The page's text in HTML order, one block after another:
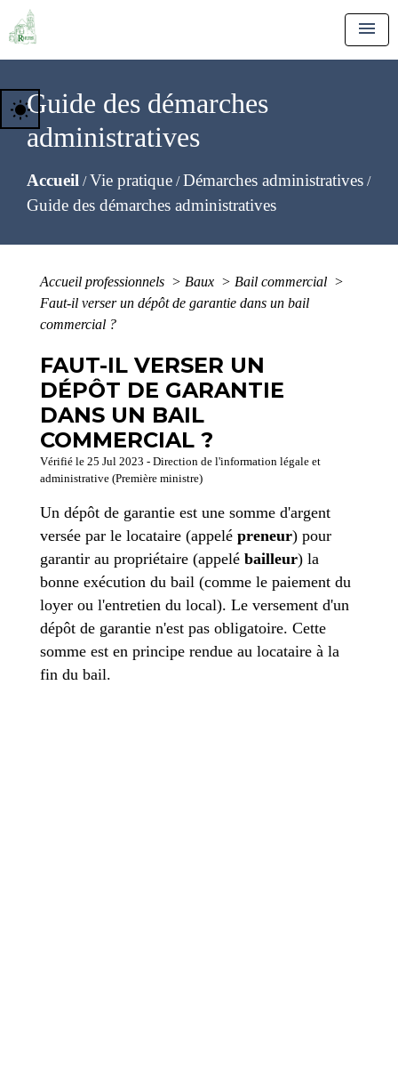
menu
Guide des démarches
administratives
Accueil /Vie pratique /Démarches administratives /
Guide des démarches administratives
wb_sunny
Accueil professionnels > Baux > Bail commercial >
Faut-il verser un dépôt de garantie dans un bail
commercial ?
FAUT-IL VERSER UN
DÉPÔT DE GARANTIE
DANS UN BAIL
COMMERCIAL ?
Vérifié le 25 Jul 2023 - Direction de l'information légale et
administrative (Première ministre)
Un dépôt de garantie est une somme d'argent
versée par le locataire (appelé preneur) pour
garantir au propriétaire (appelé bailleur) la
bonne exécution du bail (comme le paiement du
loyer ou l'entretien du local). Le versement d'un
dépôt de garantie n'est pas obligatoire. Cette
somme est en principe rendue au locataire à la
fin du bail.